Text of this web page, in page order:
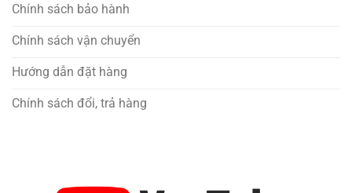
Chính sách bảo hành
Chính sách vận chuyển
Hướng dẫn đặt hàng
Chính sách đổi, trả hàng